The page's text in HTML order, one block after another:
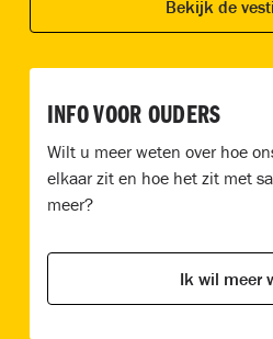
Bekijk de
INFO VOOR OUDERS
Wilt u meer weten over hoe
elkaar zit en hoe het zit met
meer?
Ik wil meer